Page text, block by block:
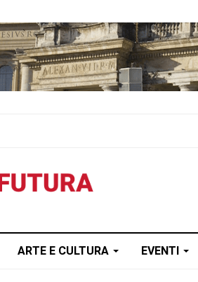
ARTE E CULTURA EVENTI